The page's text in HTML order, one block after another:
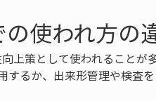
使われ方の
上策として使われることが
るか、出来形管理や検査